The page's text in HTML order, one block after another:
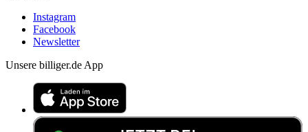
Instagram
Facebook
Newsletter
Unsere billiger.de App